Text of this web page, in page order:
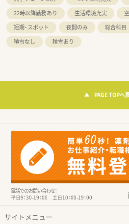
22時以降勤務あり
生活環境充実
短期・スポット
夜間のみ 総合科目
積雪なし
積雪あり
PAGE TOPへ
電話でのお問い合わせ：
平日9：30-19：00 土日10：00-19：00
サイトメニュー